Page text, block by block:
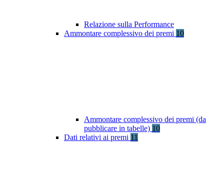
Relazione sulla Performance
Ammontare complessivo dei premi 10
Ammontare complessivo dei premi (da
pubblicare in tabelle) 10
Dati relativi ai premi 11